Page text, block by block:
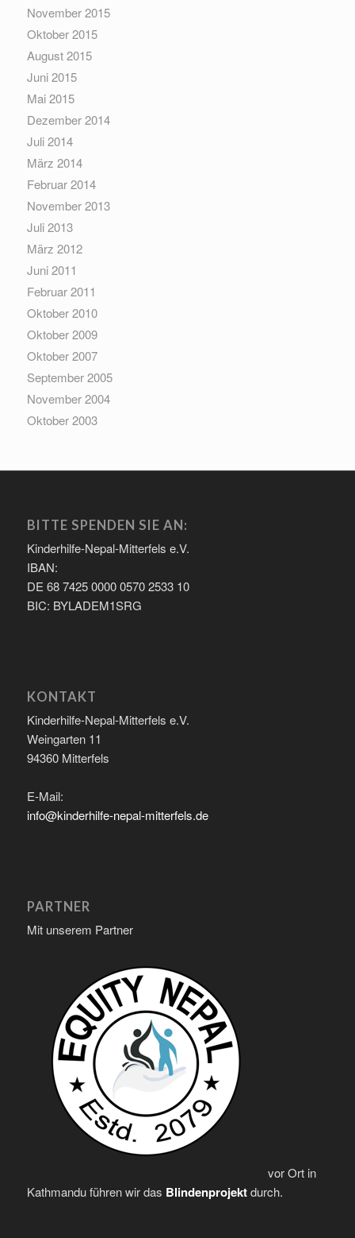
November 2015
Oktober 2015
August 2015
Juni 2015
Mai 2015
Dezember 2014
Juli 2014
März 2014
Februar 2014
November 2013
Juli 2013
März 2012
Juni 2011
Februar 2011
Oktober 2010
Oktober 2009
Oktober 2007
September 2005
November 2004
Oktober 2003
BITTE SPENDEN SIE AN:
Kinderhilfe-Nepal-Mitterfels e.V.
IBAN:
DE 68 7425 0000 0570 2533 10
BIC: BYLADEM1SRG
KONTAKT
Kinderhilfe-Nepal-Mitterfels e.V.
Weingarten 11
94360 Mitterfels
E-Mail:
info@kinderhilfe-nepal-mitterfels.de
PARTNER
Mit unserem Partner
vor Ort in
Kathmandu führen wir das Blindenprojektdurch.